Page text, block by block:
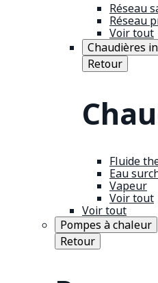
Réseau
Réseau
Voir tout
Chaudières
Retour
Fluide
Eau
Vapeur
Voir tout
Voir tout
Pompes à chaleur
Retour